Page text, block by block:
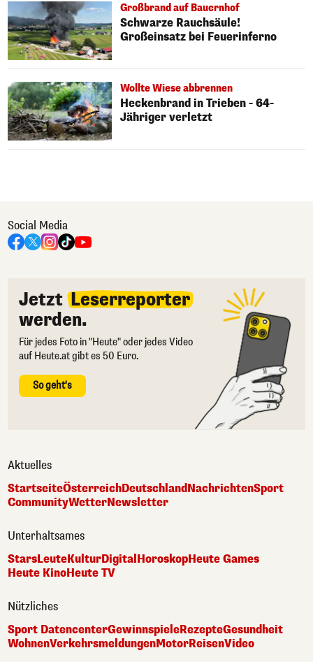
Großbrand auf Bauernhof
Schwarze Rauchsäule!
Großeinsatz bei Feuerinferno
Wollte Wiese abbrennen
Heckenbrand in Trieben - 64-
Jähriger verletzt
Social Media
Jetzt Leserreporter
werden.
Für jedes Foto in "Heute" oder jedes Video
auf Heute.at gibt es 50 Euro.
So geht's
Aktuelles
StartseiteÖsterreichDeutschlandNachrichtenSport
CommunityWetterNewsletter
Unterhaltsames
StarsLeuteKulturDigitalHoroskopHeute Games
Heute KinoHeute TV
Nützliches
Sport DatencenterGewinnspieleRezepteGesundheit
WohnenVerkehrsmeldungenMotorReisenVideo